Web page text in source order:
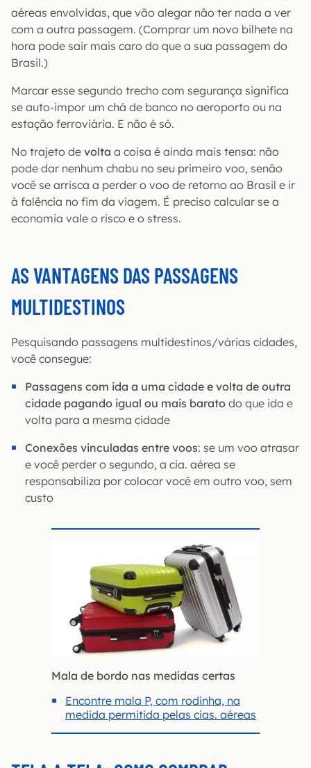
aéreas envolvidas, que vão alegar não ter nada a ver
com a outra passagem. (Comprar um novo bilhete na
hora pode sair mais caro do que a sua passagem do
Brasil.)
Marcar esse segundo trecho com segurança significa
se auto-impor um chá de banco no aeroporto ou na
estação ferroviária. E não é só.
No trajeto de volta a coisa é ainda mais tensa: não
pode dar nenhum chabu no seu primeiro voo, senão
você se arrisca a perder o voo de retorno ao Brasil e ir
à falência no fim da viagem. É preciso calcular se a
economia vale o risco e o stress.
AS VANTAGENS DAS PASSAGENS
MULTIDESTINOS
Pesquisando passagens multidestinos/várias cidades,
você consegue:
Passagens com ida a uma cidade e volta de outra
cidade pagando igual ou mais barato do que ida e
volta para a mesma cidade
Conexões vinculadas entre voos: se um voo atrasar
e você perder o segundo, a cia. aérea se
responsabiliza por colocar você em outro voo, sem
custo
Mala de bordo nas medidas certas
Encontre mala P, com rodinha, na
medida permitida pelas cias. aéreas